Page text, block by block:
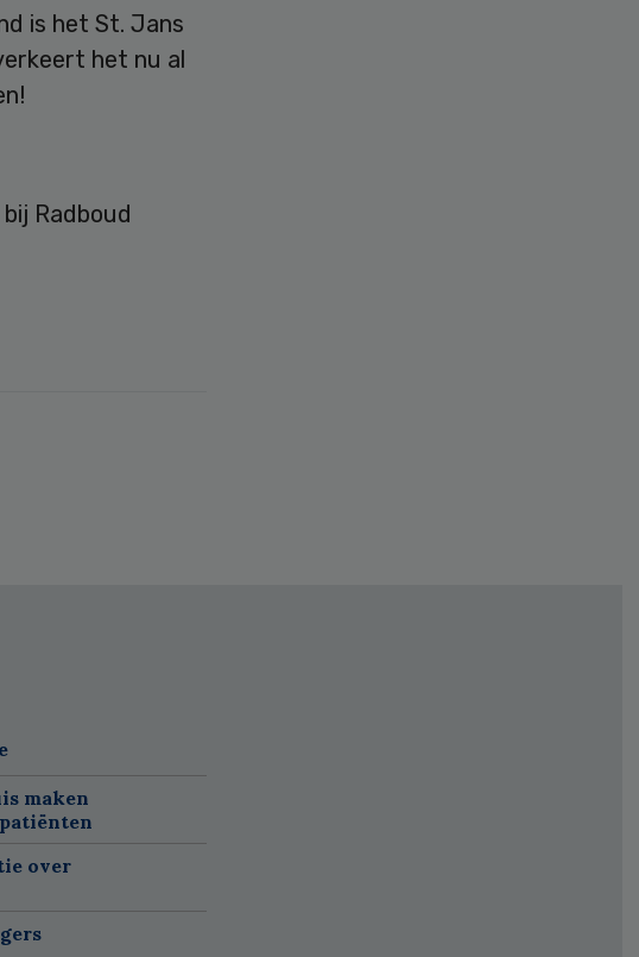
is het St. Jans
het nu al
Radboud
maken
over